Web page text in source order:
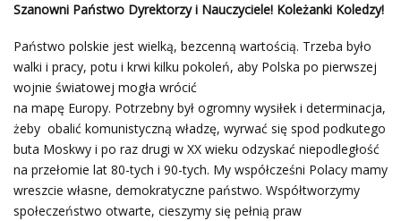
Szanowni Państwo Dyrektorzy i Nauczyciele! Koleżanki Koledzy!
Państwo polskie jest wielką, bezcenną wartością. Trzeba było
walki i pracy, potu i krwi kilku pokoleń, aby Polska po pierwszej
wojnie światowej mogła wrócić
na mapę Europy. Potrzebny był ogromny wysiłek i determinacja,
żeby obalić komunistyczną władzę, wyrwać się spod podkutego
buta Moskwy i po raz drugi w XX wieku odzyskać niepodległość
na przełomie lat 80-tych i 90-tych. My współcześni Polacy mamy
wreszcie własne, demokratyczne państwo. Współtworzymy
społeczeństwo otwarte, cieszymy się pełnią praw